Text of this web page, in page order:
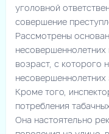
уголовной
совершение
Рассмотрены
несовершеннолетних
возраст, с которого
Кроме того,
потребления
Она настоятельно